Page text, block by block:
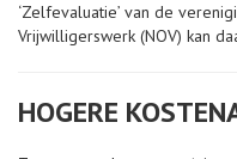
‘Zelfevaluatie’ van de
Vrijwilligerswerk (NOV) kan
HOGERE